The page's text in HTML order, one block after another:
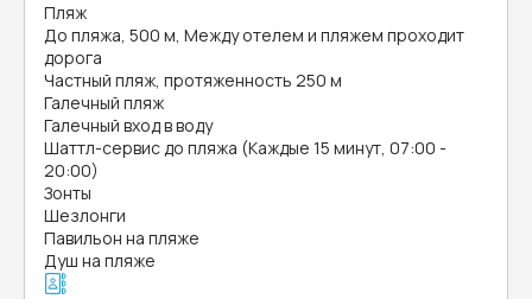
Пляж
До пляжа, 500 м, Между отелем и пляжем проходит
дорога
Частный пляж, протяженность 250 м
Галечный пляж
Галечный вход в воду
Шаттл-сервис до пляжа (Каждые 15 минут, 07:00 -
20:00)
Зонты
Шезлонги
Павильон на пляже
Душ на пляже